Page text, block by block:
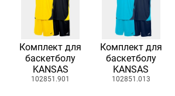
Комплект для
баскетболу
KANSAS
102851.901
Комплект для
баскетболу
KANSAS
102851.013